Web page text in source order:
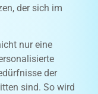
der sich im
nur eine
der
sind. So wird